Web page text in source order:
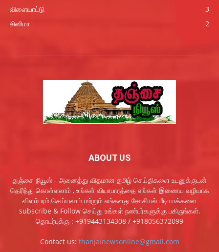
விளையாட்டு
3
சினிமா
2
ABOUT US
தஞ்சை நியூஸ் - அனைத்து விதமான தமிழ் செய்திகளை உடனுக்குடன்
தெரிந்து கொள்ளலாம் , உங்கள் வியாபாரத்தை எங்கள் இணைய வழியாக
விளம்பரம் செய்யலாம் மற்றும் எங்களது சோசியல் மீடியாக்களை
subscribe & Follow செய்து உங்கள் நண்பர்களுக்கு பகிருங்கள்.
தொடர்புக்கு : +919443134308 / +918056372099
Contact us: thanjainewsonline@gmail.com